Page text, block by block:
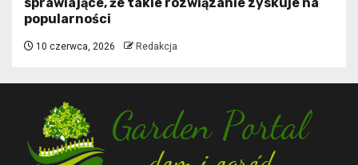
popularności
10 czerwca, 2026 Redakcja